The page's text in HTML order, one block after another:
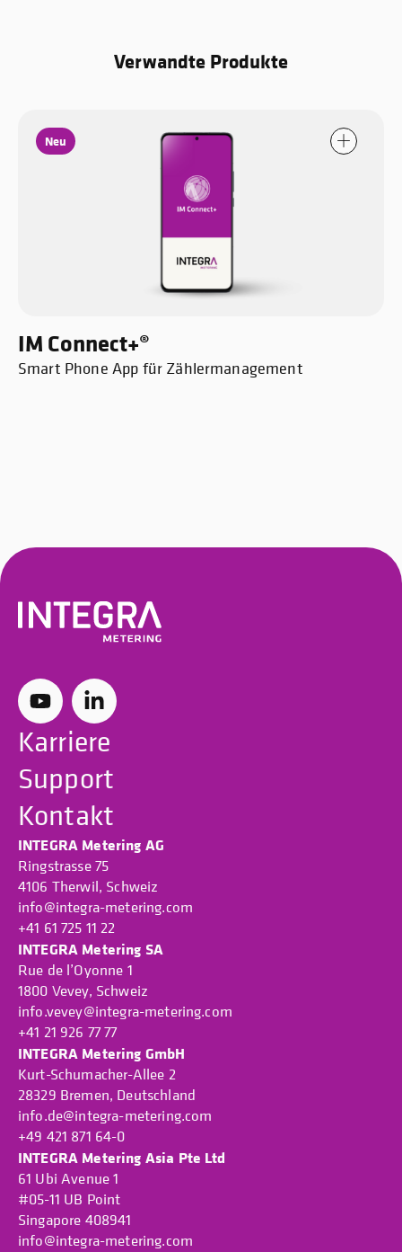
Verwandte Produkte
Neu
IM Connect+®
Smart Phone App für Zählermanagement
Karriere
Support
Kontakt
INTEGRA Metering AG
Ringstrasse 75
4106 Therwil, Schweiz
info@integra-metering.com
+41 61 725 11 22
INTEGRA Metering SA
Rue de l’Oyonne 1
1800 Vevey, Schweiz
info.vevey@integra-metering.com
+41 21 926 77 77
INTEGRA Metering GmbH
Kurt-Schumacher-Allee 2
28329 Bremen, Deutschland
info.de@integra-metering.com
+49 421 871 64-0
INTEGRA Metering Asia Pte Ltd
61 Ubi Avenue 1
#05-11 UB Point
Singapore 408941
info@integra-metering.com